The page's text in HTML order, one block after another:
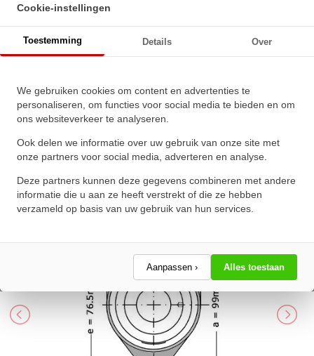
Beginpagina· INA Lagerblok Ovaal PCFT15 (15mm)
Cookie-instellingen
Toestemming Details Over
We gebruiken cookies om content en advertenties te
personaliseren, om functies voor social media te bieden en om
ons websiteverkeer te analyseren.
Ook delen we informatie over uw gebruik van onze site met
onze partners voor social media, adverteren en analyse.
Deze partners kunnen deze gegevens combineren met andere
informatie die u aan ze heeft verstrekt of die ze hebben
verzameld op basis van uw gebruik van hun services.
Aanpassen › Alles toestaan
(15mm)
★★★★
★★★★
Schrijf een review!